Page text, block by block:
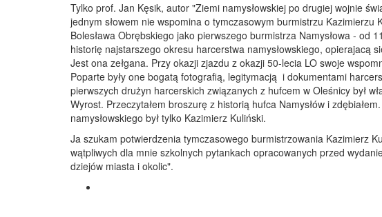
Tylko prof. Jan Kęsik, autor "Ziemi namysłowskiej po drugiej wojnie
jednym słowem nie wspomina o tymczasowym burmistrzu
Bolesława Obrębskiego jako pierwszego burmistrza Namysłowa - od
historię najstarszego okresu harcerstwa namysłowskiego, opierajacą
Jest ona zełgana. Przy okazji zjazdu z okazji 50-lecia LO swoje
Poparte były one bogatą fotografią, legitymacją i dokumentami
pierwszych drużyn harcerskich związanych z hufcem w Oleśnicy był
Wyrost. Przeczytałem broszurę z historią hufca Namysłów i
namysłowskiego był tylko Kazimierz Kuliński.
Ja szukam potwierdzenia tymczasowego burmistrzowania Kazimierz
wątpliwych dla mnie szkolnych pytankach opracowanych przed
dziejów miasta i okolic".